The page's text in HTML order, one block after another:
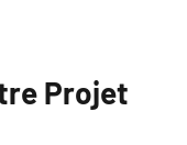
Projet